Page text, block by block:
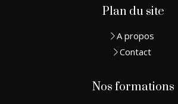
Plan du site
A propos
Contact
Nos formations